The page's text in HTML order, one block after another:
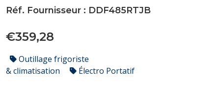
Réf. Fournisseur : DDF485RTJB
€359,28
Outillage frigoriste
& climatisation
Électro Portatif